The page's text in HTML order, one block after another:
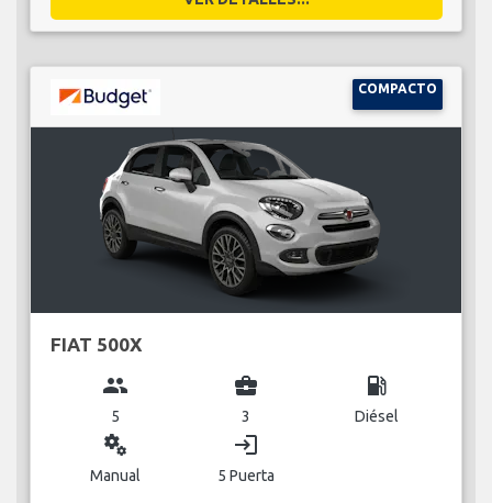
COMPACTO
FIAT 500X
group
5
business_center
3
local_gas_station
Diésel
miscellaneous_services
Manual
login
5 Puerta